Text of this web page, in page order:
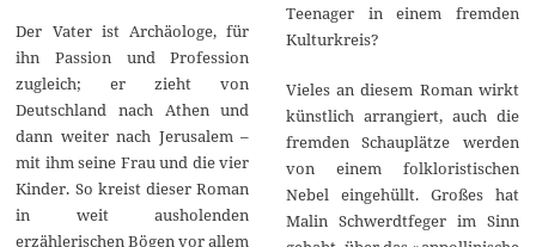
Der Vater ist Archäologe, für
ihn Passion und Profession
zugleich; er zieht von
Deutschland nach Athen und
dann weiter nach Jerusalem –
mit ihm seine Frau und die vier
Kinder. So kreist dieser Roman
in weit ausholenden
erzählerischen Bögen vor allem
Teenager in einem fremden
Kulturkreis?
Vieles an diesem Roman wirkt
künstlich arrangiert, auch die
fremden Schauplätze werden
von einem folkloristischen
Nebel eingehüllt. Großes hat
Malin Schwerdtfeger im Sinn